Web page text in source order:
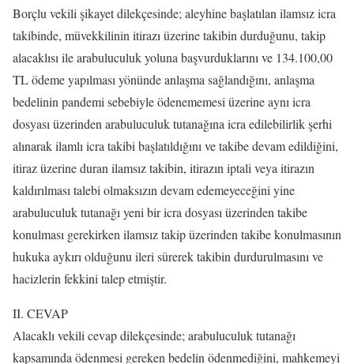
Borçlu vekili şikayet dilekçesinde; aleyhine başlatılan ilamsız icra
takibinde, müvekkilinin itirazı üzerine takibin durduğunu, takip
alacaklısı ile arabuluculuk yoluna başvurduklarını ve 134.100,00
TL ödeme yapılması yönünde anlaşma sağlandığını, anlaşma
bedelinin pandemi sebebiyle ödenememesi üzerine aynı icra
dosyası üzerinden arabuluculuk tutanağına icra edilebilirlik şerhi
alınarak ilamlı icra takibi başlatıldığını ve takibe devam edildiğini,
itiraz üzerine duran ilamsız takibin, itirazın iptali veya itirazın
kaldırılması talebi olmaksızın devam edemeyeceğini yine
arabuluculuk tutanağı yeni bir icra dosyası üzerinden takibe
konulması gerekirken ilamsız takip üzerinden takibe konulmasının
hukuka aykırı olduğunu ileri sürerek takibin durdurulmasını ve
hacizlerin fekkini talep etmiştir.
II. CEVAP
Alacaklı vekili cevap dilekçesinde; arabuluculuk tutanağı
kapsamında ödenmesi gereken bedelin ödenmediğini, mahkemeyi